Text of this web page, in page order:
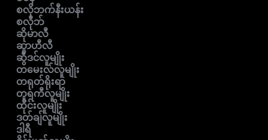
စလိုဘက်နီးယန်း
စလိုဘ်
ဆိုမာလီ
ဆွာဟီလီ
ဆွီဒင်လူမျိုး
တမေးလ်လူမျိုး
တရုတ်ရိုးရာ
တူရကီလူမျိုး
ထိုင်းလူမျိုး
ဒတ်ချ်လူမျိုး
ဒါရီ